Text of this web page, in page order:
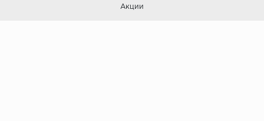
Акции